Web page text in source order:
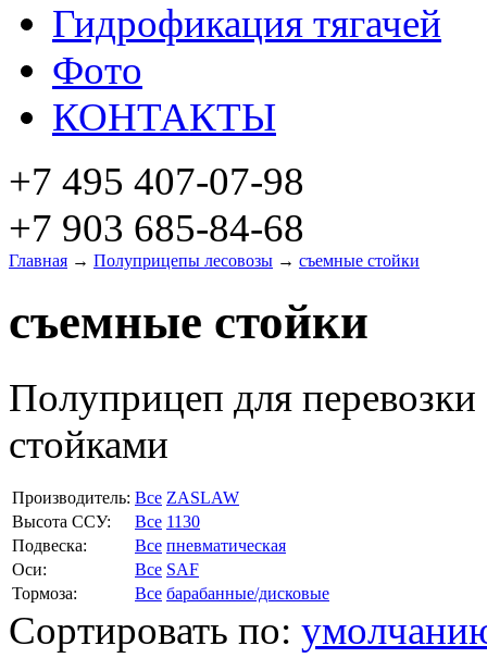
Гидрофикация тягачей
Фото
КОНТАКТЫ
+7 495 407-07-98
+7 903 685-84-68
Главная → Полуприцепы лесовозы → съемные стойки
съемные стойки
Полуприцеп для
стойками
Производитель: Все ZASLAW
Высота ССУ:
Все 1130
Подвеска:
Все пневматическая
Оси:
Все SAF
Тормоза:
Все барабанные/дисковые
Сортировать по: